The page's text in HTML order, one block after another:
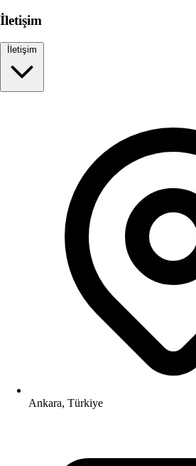
İletişim
İletişim
Ankara, Türkiye